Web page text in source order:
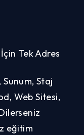
Tek Adres
Staj
Web Sitesi,
eğitim